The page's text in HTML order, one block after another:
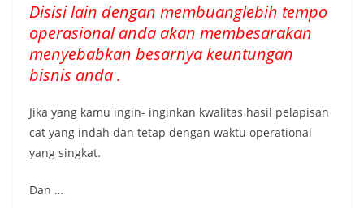
Disisi lain dengan membuanglebih tempo
operasional anda akan membesarakan
menyebabkan besarnya keuntungan
bisnis anda .
Jika yang kamu ingin- inginkan kwalitas hasil pelapisan
cat yang indah dan tetap dengan waktu operational
yang singkat.
Dan …